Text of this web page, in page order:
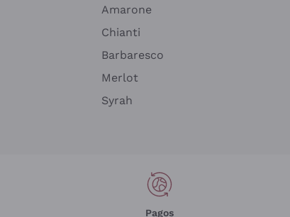
Amarone
Chianti
Barbaresco
Merlot
Syrah
Pagos